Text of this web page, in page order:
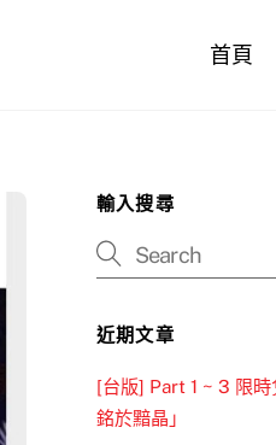
首頁
輸入搜尋
近期文章
[台版] Part 1 ~ 3 限時
銘於黯晶」